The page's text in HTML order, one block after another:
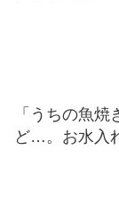
「うちの魚
ど…。お水入